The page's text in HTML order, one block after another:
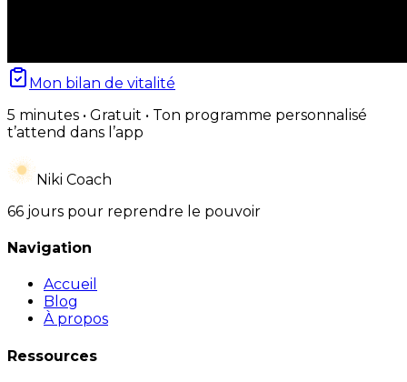
Mon bilan de vitalité
5 minutes • Gratuit • Ton programme personnalisé
t’attend dans l’app
Niki Coach
66 jours pour reprendre le pouvoir
Navigation
Accueil
Blog
À propos
Ressources